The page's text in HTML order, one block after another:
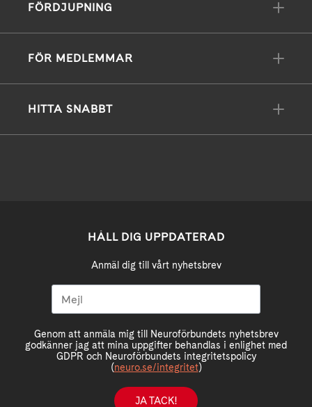
FÖRDJUPNING
FÖR MEDLEMMAR
HITTA SNABBT
HÅLL DIG UPPDATERAD
Anmäl dig till vårt nyhetsbrev
Genom att anmäla mig till Neuroförbundets nyhetsbrev
godkänner jag att mina uppgifter behandlas i enlighet med
GDPR och Neuroförbundets integritetspolicy
(neuro.se/integritet)
JA TACK!